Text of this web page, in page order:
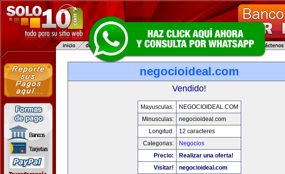
negocioideal.com
Vendido!
Mayusculas:
NEGOCIOIDEAL.COM
Minusculas:
negocioideal.com
Longitud:
12 caracteres
Categorias:
Negocios
Precio:
Realizar una oferta!
Visitar!
negocioideal.com